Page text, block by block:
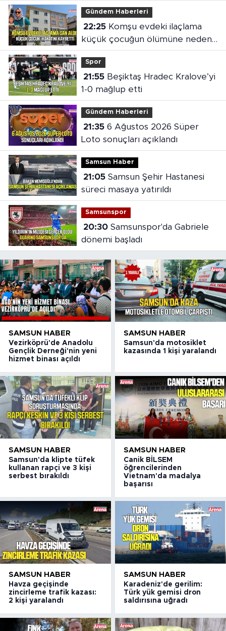
Gündem Haberleri
22:25Komşu evdeki ilaçlama
küçük çocuğun ölümüne neden
oldu
Spor
21:55Beşiktaş Hradec Kralove’yi
1-0 mağlup etti
Gündem Haberleri
21:356 Ağustos 2026 Süper
Loto sonuçları açıklandı
Samsun Haber
21:05Samsun Şehir Hastanesi
süreci masaya yatırıldı
Samsunspor
20:30Samsunspor'da Gabriele
dönemi başladı
SAMSUN HABER
Vezirköprü'de Anadolu
Gençlik Derneği'nin yeni
hizmet binası açıldı
SAMSUN HABER
Samsun'da motosiklet
kazasında 1 kişi yaralandı
SAMSUN HABER
Samsun'da klipte tüfek
kullanan rapçi ve 3 kişi
serbest bırakıldı
SAMSUN HABER
Canik BİLSEM
öğrencilerinden
Vietnam'da madalya
başarısı
SAMSUN HABER
Havza geçişinde
zincirleme trafik kazası:
2 kişi yaralandı
SAMSUN HABER
Karadeniz'de gerilim:
Türk yük gemisi dron
saldırısına uğradı